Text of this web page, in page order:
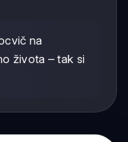
na
života – tak si